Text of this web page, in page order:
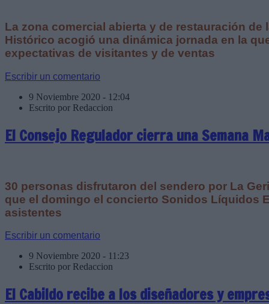
La zona comercial abierta y de restauración de
Histórico acogió una dinámica jornada en la
expectativas de visitantes y de ventas
Escribir un comentario
9 Noviembre 2020 - 12:04
Escrito por Redaccion
El Consejo Regulador cierra una Semana
30 personas disfrutaron del sendero por La
que el domingo el concierto Sonidos Líquidos
asistentes
Escribir un comentario
9 Noviembre 2020 - 11:23
Escrito por Redaccion
El Cabildo recibe a los diseñadores y